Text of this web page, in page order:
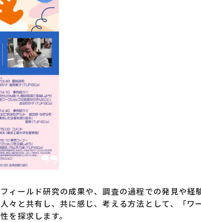
フィールド研究の成果や、調査の過程での発見や経
人々と共有し、共に感じ、考える方法として、「ワ
性を探求します。